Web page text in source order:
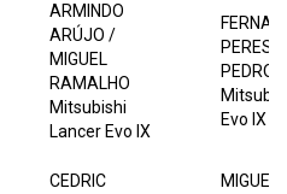
ARMINDO
ARÚJO /
MIGUEL
RAMALHO
Mitsubishi
Lancer Evo IX
PERES
PEDRO
Evo IX
CEDRIC
MIGUEL